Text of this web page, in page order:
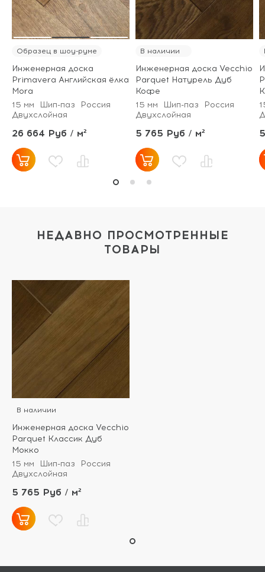
Образец в шоу-руме
Инженерная доска
Primavera Английская ёлка
Mora
15 мм
Шип-паз
Россия
Двухслойная
26 664 Руб / м²
В наличии
Инженерная доска Vecchio
Parquet Натурель Дуб
Кофе
15 мм
Шип-паз
Россия
Двухслойная
5 765 Руб / м²
НЕДАВНО ПРОСМОТРЕННЫЕ
ТОВАРЫ
В наличии
Инженерная доска Vecchio
Parquet Классик Дуб
Мокко
15 мм
Шип-паз
Россия
Двухслойная
5 765 Руб / м²